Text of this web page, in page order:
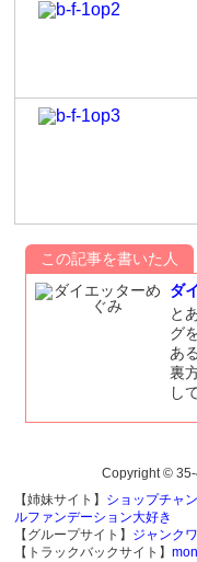
この記事を書いた人
ダ
と
グ
あ
裏
し
Copyright © 35-
【姉妹サイト】 ショップチャ
ルファンデーション大好き
【グループサイト】 ジャンク
【トラックバックサイト】